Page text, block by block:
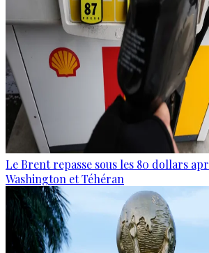
Le Brent repasse sous les 80 dollars
Washington et Téhéran